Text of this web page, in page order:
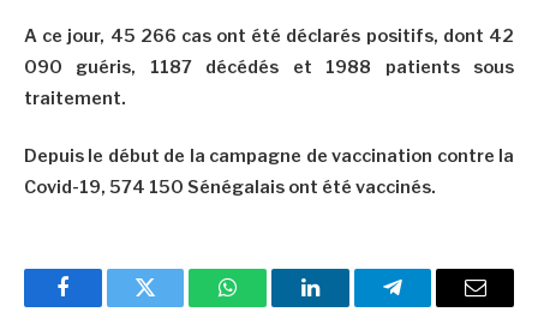
A ce jour, 45 266 cas ont été déclarés positifs, dont 42
090 guéris, 1187 décédés et 1988 patients sous
traitement.
Depuis le début de la campagne de vaccination contre la
Covid-19, 574 150 Sénégalais ont été vaccinés.
FacebookTwitter WhatsAppLinkedInTelegramEmail